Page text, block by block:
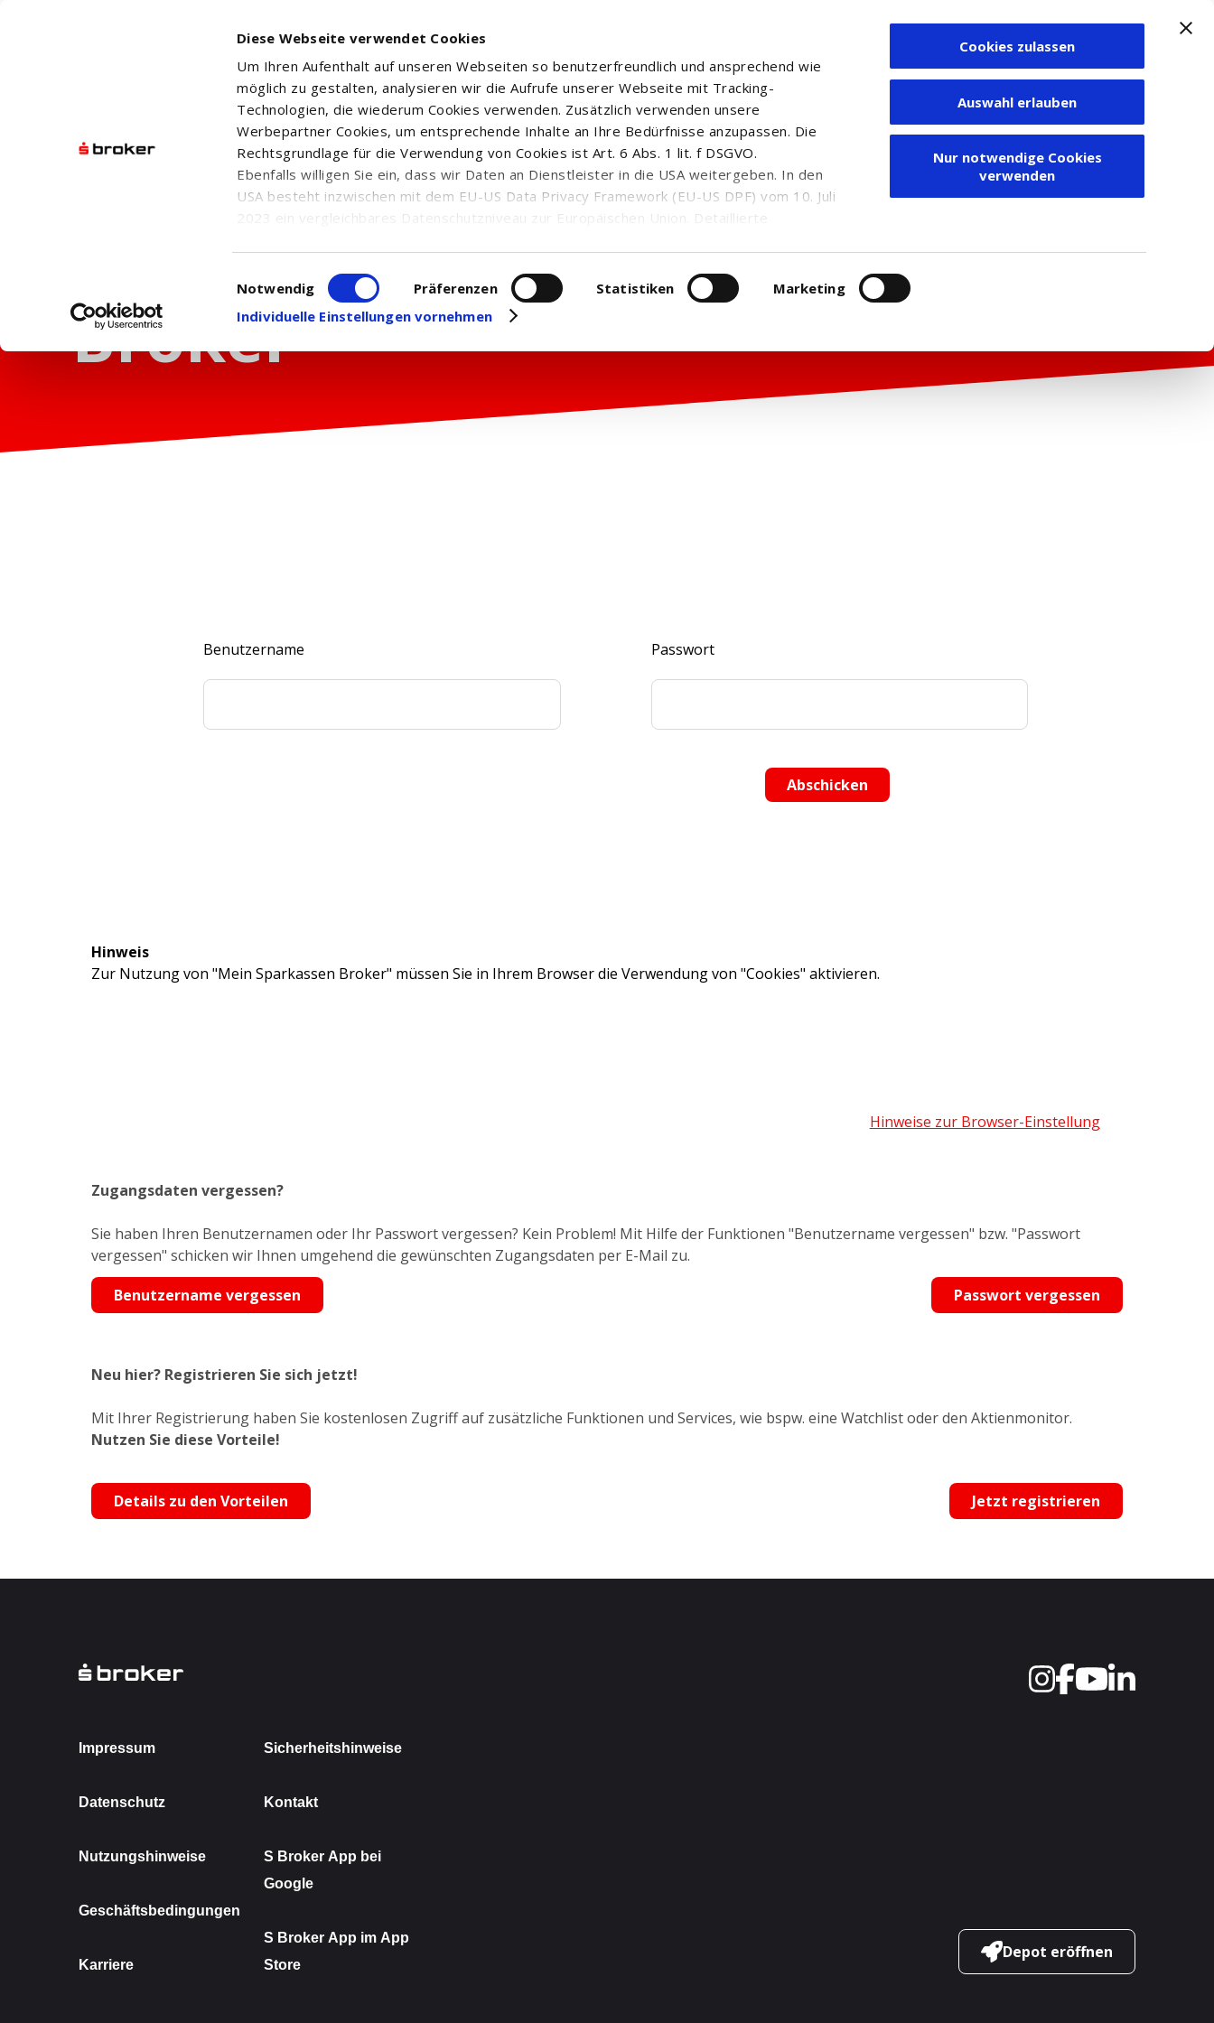
Diese Webseite verwendet Cookies
Um Ihren Aufenthalt auf unseren Webseiten so benutzerfreundlich und ansprechend wie
möglich zu gestalten, analysieren wir die Aufrufe unserer Webseite mit Tracking-
Technologien, die wiederum Cookies verwenden. Zusätzlich verwenden unsere
Werbepartner Cookies, um entsprechende Inhalte an Ihre Bedürfnisse anzupassen. Die
Rechtsgrundlage für die Verwendung von Cookies ist Art. 6 Abs. 1 lit. f DSGVO.
Ebenfalls willigen Sie ein, dass wir Daten an Dienstleister in die USA weitergeben. In den
USA besteht inzwischen mit dem EU-US Data Privacy Framework (EU-US DPF) vom 10. Juli
2023 ein vergleichbares Datenschutzniveau zur Europäischen Union. Detaillierte
in den USA, finden Sie auf unserer Seite zumDatenschutz. Dort können Sie Ihre
Einwilligung auch jederzeit widerrufen oder anpassen.
Einwilligungsauswahl
Notwendig Präferenzen Statistiken
Marketing
Individuelle Einstellungen vornehmen
Cookies zulassen
Auswahl erlauben
Nur notwendige Cookies
verwenden
Zum Depot
Benutzername Passwort
Hinweis
Zur Nutzung von "Mein Sparkassen Broker" müssen Sie in Ihrem Browser die Verwendung von "Cookies" aktivieren.
Hinweise zur Browser-Einstellung
Zugangsdaten vergessen?
Sie haben Ihren Benutzernamen oder Ihr Passwort vergessen? Kein Problem! Mit Hilfe der Funktionen "Benutzername vergessen" bzw. "Passwort
vergessen" schicken wir Ihnen umgehend die gewünschten Zugangsdaten per E-Mail zu.
Benutzername vergessen
Passwort vergessen
Neu hier? Registrieren Sie sich jetzt!
Mit Ihrer Registrierung haben Sie kostenlosen Zugriff auf zusätzliche Funktionen und Services, wie bspw. eine Watchlist oder den Aktienmonitor.
Nutzen Sie diese Vorteile!
Details zu den Vorteilen Jetzt registrieren